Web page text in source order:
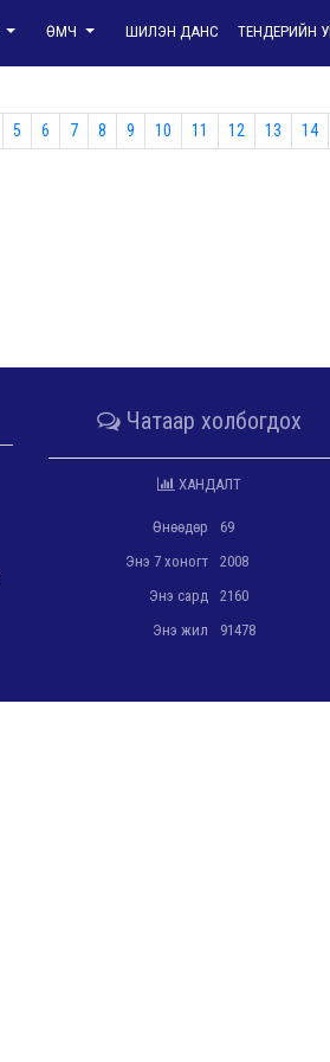
ӨМЧ ШИЛЭН ДАНС ТЕНДЕРИЙН
5 6 7 8 9 10 11 12 13 14
Чатаар холбогдох
ХАНДАЛТ
Өнөөдөр
69
Энэ 7 хоногт
2008
Энэ сард
2160
Энэ жил
91478